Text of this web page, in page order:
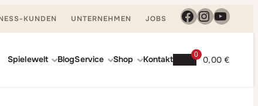
KUNDEN UNTERNEHMEN JOBS Facebook
Spielewelt BlogService Shop Kontakt 0
0,00 €